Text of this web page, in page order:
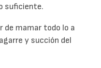
suficiente.
de mamar todo lo a
y succión del